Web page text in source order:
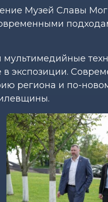
Музей Славы
экспозиции.
региона и по-